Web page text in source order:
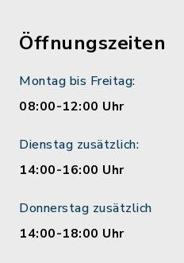
Öffnungszeiten
Montag bis Freitag:
08:00-12:00 Uhr
Dienstag zusätzlich:
14:00-16:00 Uhr
Donnerstag zusätzlich
14:00-18:00 Uhr